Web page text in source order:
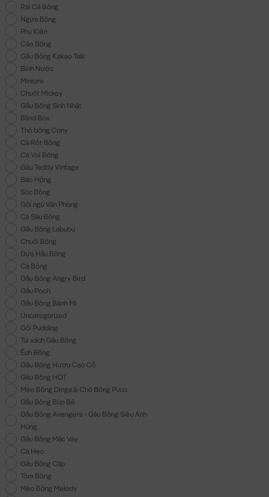
Rái Cá Bông
Ngựa Bông
Phụ Kiện
Cáo Bông
Gấu Bông Kakao Talk
Bình Nước
Minions
Chuột Mickey
Gấu Bông Sinh Nhật
Blind Box
Thỏ bông Cony
Cà Rốt Bông
Cá Voi Bông
Gấu Teddy Vintage
Báo Hồng
Sóc Bông
Gối ngủ Văn Phòng
Cá Sấu Bông
Gấu Bông Labubu
Chuối Bông
Dưa Hấu Bông
Cá Bông
Gấu Bông Angry Bird
Gấu Pooh
Gấu Bông Bánh Mì
Uncategorized
Gối Pudding
Túi xách Gấu Bông
Ếch Bông
Gấu Bông Hươu Cao Cổ
Gấu Bông HOT
Mèo Bông Dinga & Chó Bông Puco
Gấu Bông Búp Bê
Gấu Bông Avengers - Gấu Bông Siêu Anh
Hùng
Gấu Bông Mặc Váy
Cá Heo
Gấu Bông Cặp
Tôm Bông
Mèo Bông Melody